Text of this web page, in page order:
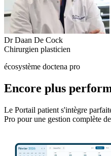
Dr Daan De Cock
Chirurgien plasticien
écosystème doctena pro
Encore plus
Le Portail patient s'intègre
Pro pour une gestion complète